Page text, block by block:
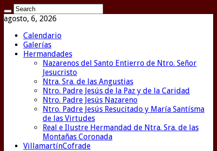
agosto, 6, 2026
Calendario
Galerías
Hermandades
Nazarenos del Santo Entierro de Ntro. Señor
Jesucristo
Ntra. Sra. de las Angustias
Ntro. Padre Jesús de la Paz y de la Caridad
Ntro. Padre Jesús Nazareno
Ntro. Padre Jesús Resucitado y María Santísma
de las Virtudes
Real e Ilustre Hermandad de Ntra. Sra. de las
Montañas Coronada
VillamartínCofrade